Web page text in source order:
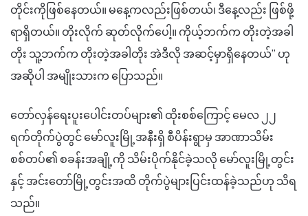
တိုင်းကိုဖြစ်နေတယ်။ မနေ့ကလည်းဖြစ်တယ်၊ ဒီနေ့လည်း ဖြစ်ဖို့
ရာရှိတယ်။ တိုးလိုက် ဆုတ်လိုက်ပေါ့။ ကိုယ့်ဘက်က တိုးတဲ့အခါ
တိုး သူ့ဘက်က တိုးတဲ့အခါတိုး အဲဒီလို အဆင့်မှာရှိနေတယ်” ဟု
အဆိုပါ အမျိုးသားက ပြောသည်။
တော်လှန်ရေးပူးပေါင်းတပ်များ၏ ထိုးစစ်ကြောင့် မေလ ၂၂
ရက်တိုက်ပွဲတွင် မော်လူးမြို့အနီးရှိ စီပိန်းရွာမှ အာဏာသိမ်း
စစ်တပ်၏ စခန်းအချို့ကို သိမ်းပိုက်နိုင်ခဲ့သလို မော်လူးမြို့တွင်း
နှင့် အင်းတော်မြို့တွင်းအထိ တိုက်ပွဲများပြင်းထန်ခဲ့သည်ဟု သိရ
သည်။